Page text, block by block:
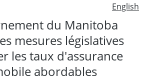
English
du Manitoba
mesures législatives
les taux d'assurance
abordables